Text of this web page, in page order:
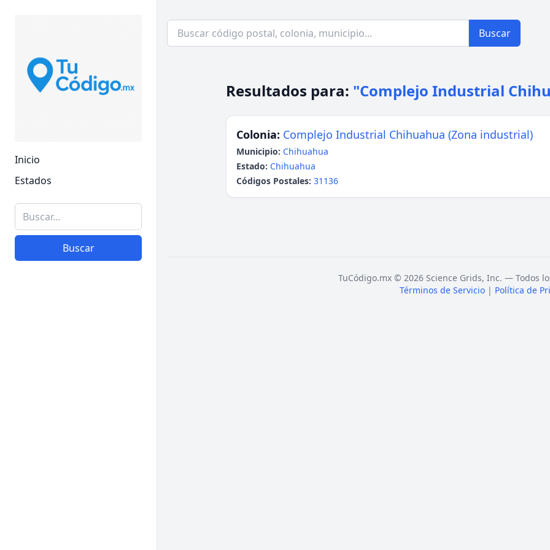
Inicio
Estados
Buscar
Buscar
Resultados para: "Complejo Industrial
Colonia: Complejo Industrial Chihuahua (Zona industrial)
Municipio: Chihuahua
Estado: Chihuahua
Códigos Postales: 31136
TuCódigo.mx © 2026 Science Grids, Inc. — Todos
Términos de Servicio | Política de